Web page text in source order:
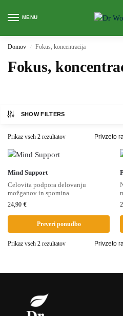
MENU
Domov / Fokus, koncentracija
Fokus,
SHOW FILTERS
Prikaz vseh 2 rezultatov
Mind Support
Celovita podpora delovanju
možganov in spomina
24,90 €
Preveri ponudbo
Prikaz vseh 2 rezultatov